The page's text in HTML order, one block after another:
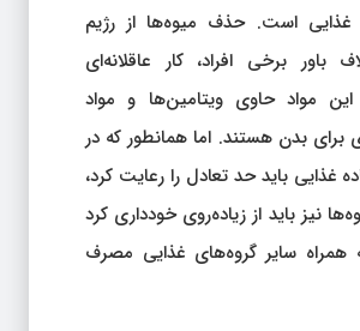
غذایی است. حذف میوه‌ها از رژیم
باور برخی افراد، کار عاقلانه‌ای
مواد حاوی ویتامین‌ها و مواد
بدن هستند. اما همانطور که در
غذایی باید حد تعادل را رعایت کرد،
نیز باید از زیاده‌روی خودداری کرد
همراه سایر گروه‌های غذایی مصرف